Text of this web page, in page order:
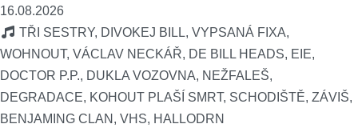
16.08.2026
TŘI SESTRY, DIVOKEJ BILL, VYPSANÁ FIXA,
WOHNOUT, VÁCLAV NECKÁŘ, DE BILL HEADS, EIE,
DOCTOR P.P., DUKLA VOZOVNA, NEŽFALEŠ,
DEGRADACE, KOHOUT PLAŠÍ SMRT, SCHODIŠTĚ, ZÁVIŠ,
BENJAMING CLAN, VHS, HALLODRN